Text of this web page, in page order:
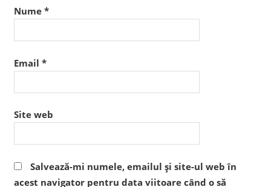
Nume *
Email *
Site web
Salvează-mi numele, emailul și site-ul web în
acest navigator pentru data viitoare când o să